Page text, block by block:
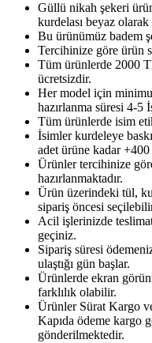
Güllü nikah şekeri
kurdelası beyaz olarak
Bu ürünümüz badem
Tercihinize göre ürün
Tüm ürünlerde 2000
ücretsizdir.
Her model için
hazırlanma süresi 4-5
Tüm ürünlerde isim
İsimler kurdeleye
adet ürüne kadar
Ürünler tercihinize
hazırlanmaktadır.
Ürün üzerindeki tül,
sipariş öncesi
Acil işlerinizde
geçiniz.
Sipariş süresi
ulaştığı gün başlar.
Ürünlerde ekran
farklılık olabilir.
Ürünler Sürat Kargo
Kapıda ödeme kargo
gönderilmektedir.